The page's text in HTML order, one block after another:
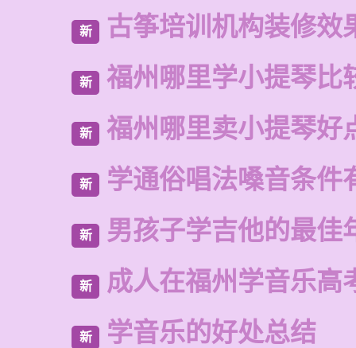
新 古筝培训机构装修效
新 福州哪里学小提琴比
新 福州哪里卖小提琴好
新 学通俗唱法嗓音条件
新 男孩子学吉他的最佳
新 成人在福州学音乐高
新 学音乐的好处总结